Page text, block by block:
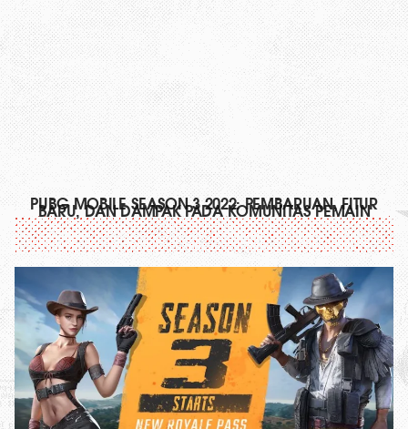
PUBG MOBILE SEASON 3 2022: PEMBARUAN, FITUR
BARU, DAN DAMPAK PADA KOMUNITAS PEMAIN